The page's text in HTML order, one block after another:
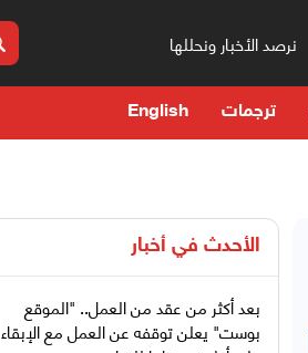
نرصد الأخبار ونحللها
ترجمات English
الأحدث في أخبار
بعد أكثر من عقد من العمل.. "الموقع
بوست" يعلن توقفه عن العمل مع الإبقاء